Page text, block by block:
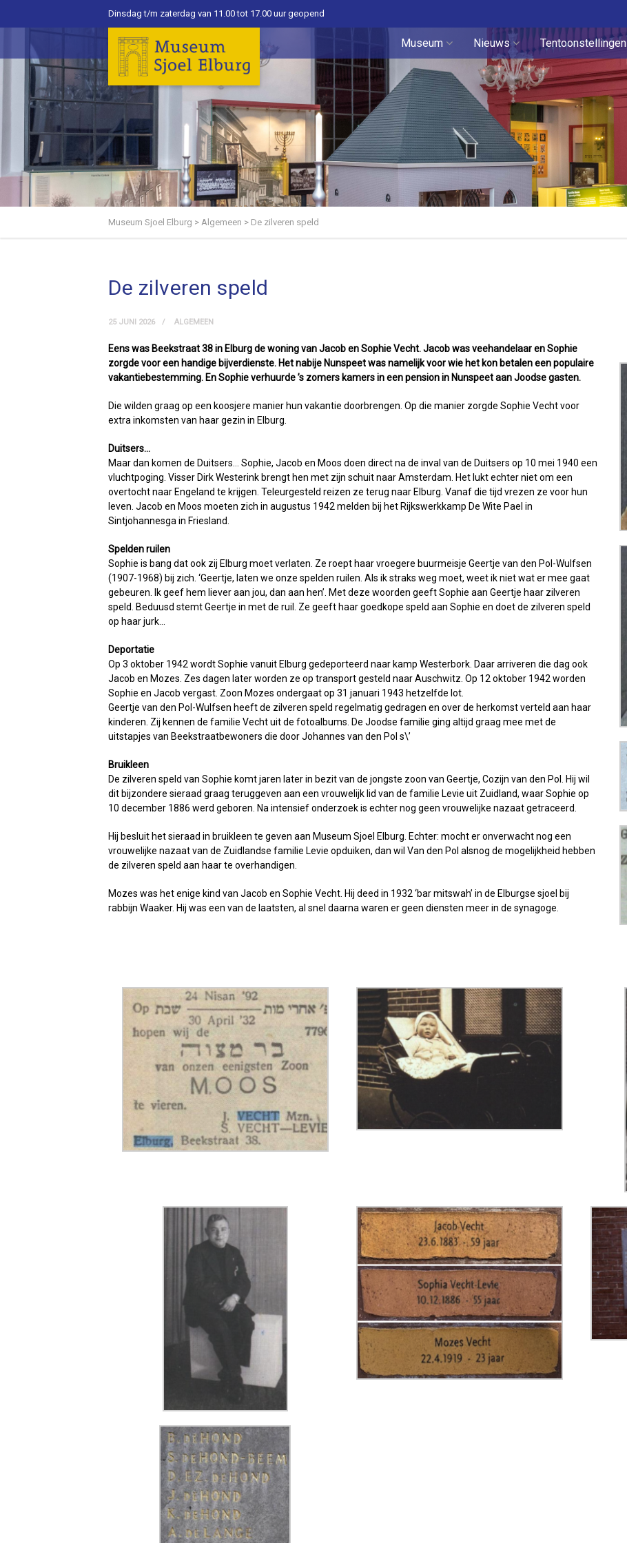
Dinsdag t/m zaterdag van 11.00 tot 17.00 uur geopend
Museum Nieuws Tentoonstellingen
Museum Sjoel Elburg > Algemeen > De zilveren speld
De zilveren speld
25 JUNI 2026 ALGEMEEN
Eens was Beekstraat 38 in Elburg de woning van Jacob en Sophie Vecht. Jacob was veehandelaar en Sophie
zorgde voor een handige bijverdienste. Het nabije Nunspeet was namelijk voor wie het kon betalen een populaire
vakantiebestemming. En Sophie verhuurde ’s zomers kamers in een pension in Nunspeet aan Joodse gasten.
Die wilden graag op een koosjere manier hun vakantie doorbrengen. Op die manier zorgde Sophie Vecht voor
extra inkomsten van haar gezin in Elburg.
Duitsers…
Maar dan komen de Duitsers… Sophie, Jacob en Moos doen direct na de inval van de Duitsers op 10 mei 1940 een
vluchtpoging. Visser Dirk Westerink brengt hen met zijn schuit naar Amsterdam. Het lukt echter niet om een
overtocht naar Engeland te krijgen. Teleurgesteld reizen ze terug naar Elburg. Vanaf die tijd vrezen ze voor hun
leven. Jacob en Moos moeten zich in augustus 1942 melden bij het Rijkswerkkamp De Wite Pael in
Sintjohannesga in Friesland.
Spelden ruilen
Sophie is bang dat ook zij Elburg moet verlaten. Ze roept haar vroegere buurmeisje Geertje van den Pol-Wulfsen
(1907-1968) bij zich. ‘Geertje, laten we onze spelden ruilen. Als ik straks weg moet, weet ik niet wat er mee gaat
gebeuren. Ik geef hem liever aan jou, dan aan hen’. Met deze woorden geeft Sophie aan Geertje haar zilveren
speld. Beduusd stemt Geertje in met de ruil. Ze geeft haar goedkope speld aan Sophie en doet de zilveren speld
op haar jurk…
Deportatie
Op 3 oktober 1942 wordt Sophie vanuit Elburg gedeporteerd naar kamp Westerbork. Daar arriveren die dag ook
Jacob en Mozes. Zes dagen later worden ze op transport gesteld naar Auschwitz. Op 12 oktober 1942 worden
Sophie en Jacob vergast. Zoon Mozes ondergaat op 31 januari 1943 hetzelfde lot.
Geertje van den Pol-Wulfsen heeft de zilveren speld regelmatig gedragen en over de herkomst verteld aan haar
kinderen. Zij kennen de familie Vecht uit de fotoalbums. De Joodse familie ging altijd graag mee met de
uitstapjes van Beekstraatbewoners die door Johannes van den Pol s\’
Bruikleen
De zilveren speld van Sophie komt jaren later in bezit van de jongste zoon van Geertje, Cozijn van den Pol. Hij wil
dit bijzondere sieraad graag teruggeven aan een vrouwelijk lid van de familie Levie uit Zuidland, waar Sophie op
10 december 1886 werd geboren. Na intensief onderzoek is echter nog geen vrouwelijke nazaat getraceerd.
Hij besluit het sieraad in bruikleen te geven aan Museum Sjoel Elburg. Echter: mocht er onverwacht nog een
vrouwelijke nazaat van de Zuidlandse familie Levie opduiken, dan wil Van den Pol alsnog de mogelijkheid hebben
de zilveren speld aan haar te overhandigen.
Mozes was het enige kind van Jacob en Sophie Vecht. Hij deed in 1932 ‘bar mitswah’ in de Elburgse sjoel bij
rabbijn Waaker. Hij was een van de laatsten, al snel daarna waren er geen diensten meer in de synagoge.